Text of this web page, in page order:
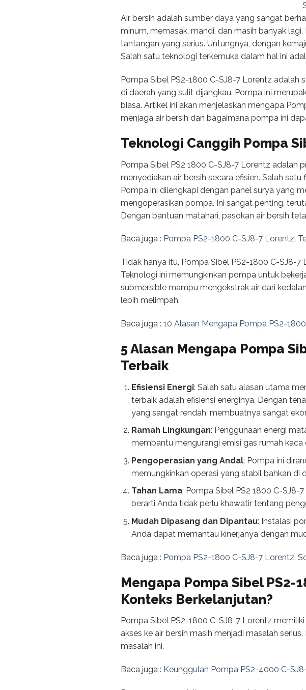
Air bersih adalah sumber daya yang sangat
minum, memasak, mandi, dan masih banyak
tantangan yang serius. Untungnya, dengan
Salah satu teknologi terkemuka dalam hal ini
Pompa Sibel PS2-1800 C-SJ8-7 Lorentz adalah
di daerah yang sulit dijangkau. Pompa ini
biasa. Artikel ini akan menjelaskan mengapa
menjaga air bersih dan bagaimana pompa ini
Teknologi Canggih Pompa
Pompa Sibel PS2 1800 C-SJ8-7 Lorentz
menyediakan air bersih secara efisien. Salah
Pompa ini dilengkapi dengan panel surya yang
mengoperasikan pompa. Ini sangat penting,
Dengan bantuan matahari, pasokan air bersih
Baca juga : Pompa PS2-1800 C-SJ8-7 Lorentz:
Tidak hanya itu, Pompa Sibel PS2-1800 C-SJ8-
Teknologi ini memungkinkan pompa untuk
submersible mampu mengekstrak air dari
lebih melimpah.
Baca juga : 10 Alasan Mengapa Pompa PS2-
5 Alasan Mengapa Pompa
Terbaik
Efisiensi Energi: Salah satu alasan utama
terbaik adalah efisiensi energinya. Dengan
yang sangat rendah, membuatnya sangat
Ramah Lingkungan: Penggunaan energi
membantu mengurangi emisi gas rumah
Pengoperasian yang Andal: Pompa ini
memungkinkan operasi yang stabil bahkan di
Tahan Lama: Pompa Sibel PS2 1800 C-SJ8-
berarti Anda tidak perlu khawatir tentang
Mudah Dipasang dan Dipantau: Instalasi
Anda dapat memantau kinerjanya dengan
Baca juga : Pompa PS2-1800 C-SJ8-7 Lorentz:
Mengapa Pompa Sibel PS2-
Konteks Berkelanjutan?
Pompa Sibel PS2-1800 C-SJ8-7 Lorentz
akses ke air bersih masih menjadi masalah
masalah ini.
Baca juga : Keunggulan Pompa PS2-4000 C-